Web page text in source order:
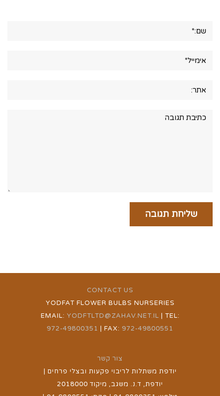
CONTACT US
YODFAT FLOWER BULBS NURSERIES
EMAIL: YODFTLTD@ZAHAV.NET.IL | TEL:
972-49800351 | FAX: 972-49800551
צור קשר
יודפת משתלות לריבוי פקעות ובצלי פרחים |
יודפת, ד.נ. משגב, מיקוד 2018000